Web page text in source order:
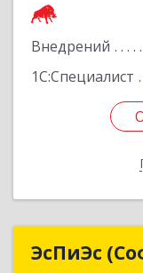
Внедрений
1С:Специалист
ЭсПиЭс
ЭсПиЭс